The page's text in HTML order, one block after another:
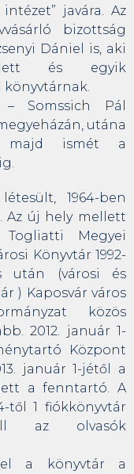
javára. Az
bizottság
Dániel is, aki
és egyik
könyvtárnak.
Somssich Pál
utána
majd ismét a
1964-ben
Az új hely mellett
Megyei
Könyvtár 1992-
után (városi és
) Kaposvár város
közös
2012. január 1-
Központ
január 1-jétől a
a fenntartó. A
től 1 fiókkönyvtár
az olvasók
a könyvtár a